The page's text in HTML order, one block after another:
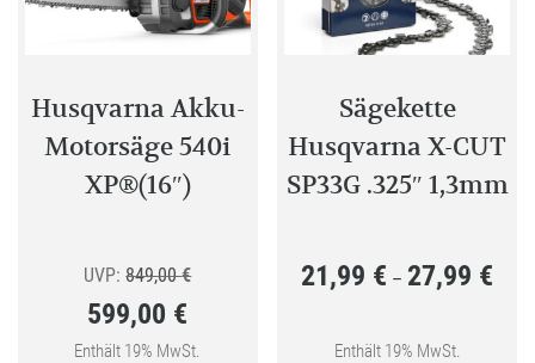
Husqvarna Akku-
Motorsäge 540i
XP®(16″)
UVP: 849,00€Ursprünglicher
war:
599,00 €
Aktueller
Enthält 19% MwSt.
Sägekette
Husqvarna X-CUT
SP33G .325″ 1,3mm
21,99 € – 27,99 €
Enthält 19% MwSt.